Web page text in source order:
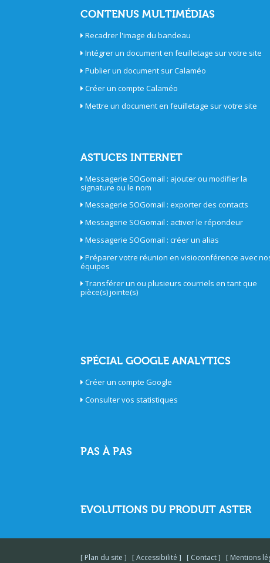
CONTENUS MULTIMÉDIAS
Recadrer l'image du bandeau
Intégrer un document en feuilletage sur votre site
Publier un document sur Calaméo
Créer un compte Calaméo
Mettre un document en feuilletage sur votre site
ASTUCES INTERNET
Messagerie SOGomail : ajouter ou modifier la
signature ou le nom
Messagerie SOGomail : exporter des contacts
Messagerie SOGomail : activer le répondeur
Messagerie SOGomail : créer un alias
Préparer votre réunion en visioconférence avec
équipes
Transférer un ou plusieurs courriels en tant que
pièce(s) jointe(s)
SPÉCIAL GOOGLE ANALYTICS
Créer un compte Google
Consulter vos statistiques
PAS À PAS
EVOLUTIONS DU PRODUIT ASTER
Plan du site Accessibilité Contact Mentions